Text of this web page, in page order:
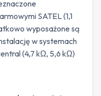
SATEL (1,1
wyposażone są
w systemach
(4,7 kΩ, 5,6 kΩ)